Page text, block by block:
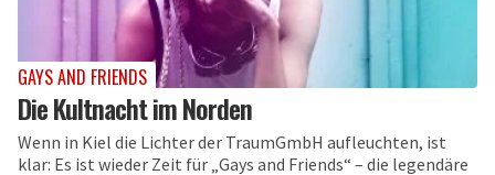
GAYS AND FRIENDS
Die Kultnacht im Norden
Wenn in Kiel die Lichter der TraumGmbH aufleuchten, ist
klar: Es ist wieder Zeit für „Gays and Friends“ – die legendäre